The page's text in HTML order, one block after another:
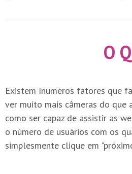
O
Existem ínumeros fatores que
ver muito mais câmeras do que
como ser capaz de assistir as
o número de usuários com os
simplesmente clique em